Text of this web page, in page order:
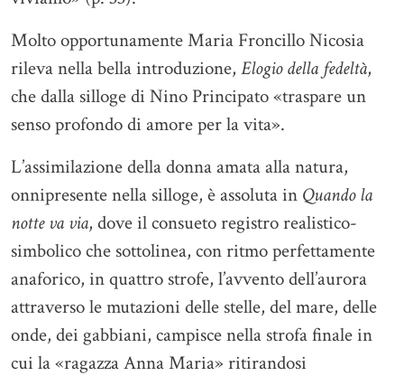
Molto opportunamente Maria Froncillo Nicosia
rileva nella bella introduzione, Elogio della fedeltà,
che dalla silloge di Nino Principato «traspare un
senso profondo di amore per la vita».
L’assimilazione della donna amata alla natura,
onnipresente nella silloge, è assoluta in Quando la
notte va via, dove il consueto registro realistico-
simbolico che sottolinea, con ritmo perfettamente
anaforico, in quattro strofe, l’avvento dell’aurora
attraverso le mutazioni delle stelle, del mare, delle
onde, dei gabbiani, campisce nella strofa finale in
cui la «ragazza Anna Maria» ritirandosi